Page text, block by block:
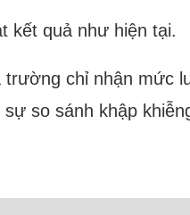
kết quả như hiện tại.
trường chỉ nhận mức
so sánh khập